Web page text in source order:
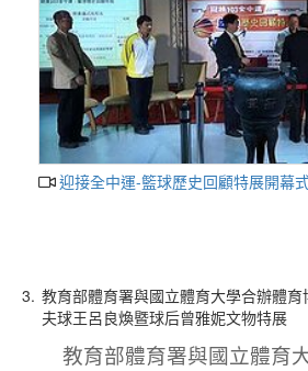
迎接全中運-籃球歷史回顧特展開幕
3. 教育部體育署與國立體育大學合辦體
夫球王呂良煥暨球后曾雅妮文物特展
教育部體育署與國立體育